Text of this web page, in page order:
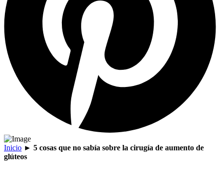
Inicio ► 5 cosas que no sabía sobre la cirugía de aumento de
glúteos